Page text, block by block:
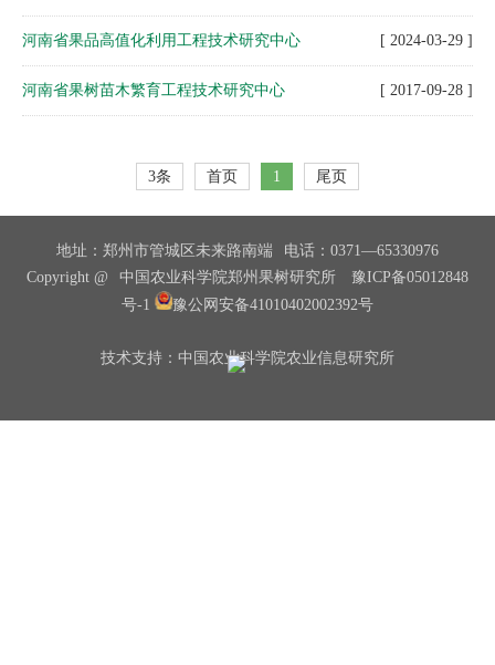
河南省果品高值化利用工程技术研究中心 [ 2024-03-29 ]
河南省果树苗木繁育工程技术研究中心 [ 2017-09-28 ]
3条 首页 1 尾页
地址：郑州市管城区未来路南端
电话：0371—65330976
Copyright @
中国农业科学院郑州果树研究所
豫ICP备05012848
号-1
豫公网安备41010402002392号
技术支持：中国农业科学院农业信息研究所